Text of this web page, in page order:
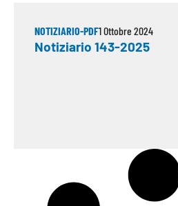
NOTIZIARIO-PDF1 Ottobre 2024
Notiziario 143-2025